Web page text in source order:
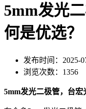
5mm发光
何是优选？
发布时间：2025-
浏览次数：1356
5mm发光二极管，台宏